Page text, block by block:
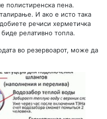
полистиренска пена.
И ако е исто така
речиси херметичка
биде релативно топла.
во резервоарот, може да